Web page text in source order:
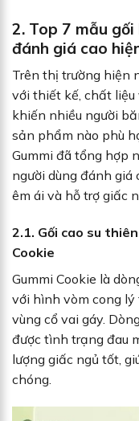
2. Top 7 mẫu
đánh giá cao
Trên thị trường hiện
với thiết kế, chất
khiến nhiều người
sản phẩm nào phù
Gummi đã tổng hợp
người dùng đánh giá
êm ái và hỗ trợ giấc
2.1. Gối cao su
Cookie
Gummi Cookie là
với hình vòm cong
vùng cổ vai gáy.
được tình trạng đau
lượng giấc ngủ tốt,
chóng.